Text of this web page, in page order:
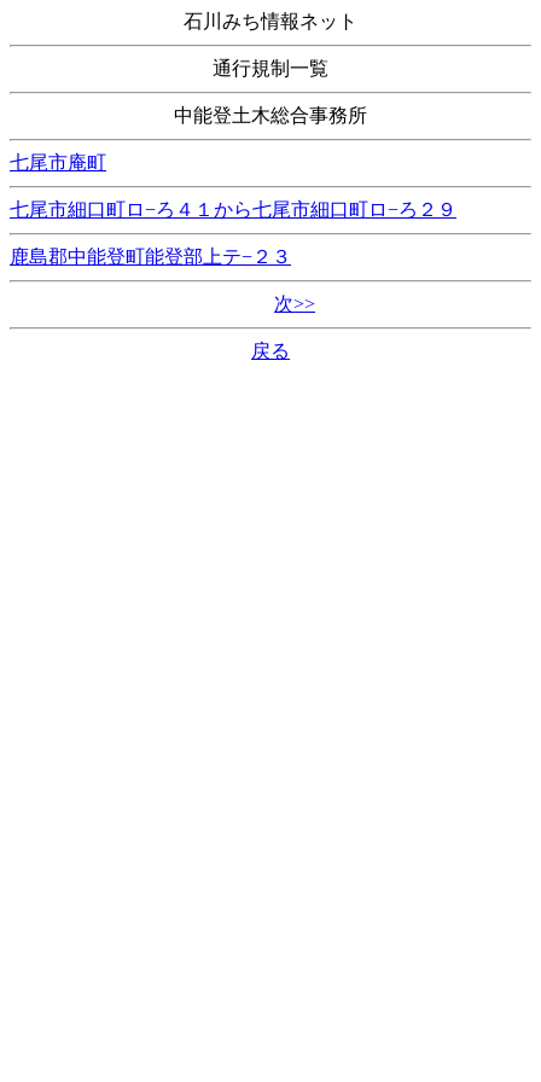
石川みち情報ネット
通行規制一覧
中能登土木総合事務所
七尾市庵町
七尾市細口町ロ−ろ４１から七尾市細口町ロ−ろ２９
鹿島郡中能登町能登部上テ−２３
次>>
戻る